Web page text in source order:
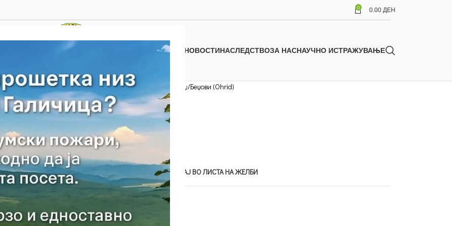
0 0.00 ДЕН
НОВОСТИНАСЛЕДСТВОЗА НАСНАУЧНО ИСТРАЖУВАЊЕ
Дома Останати производи Беџ Беџови (Ohrid)
БЕЏОВИ (OHRID)
50.00ден
ДОДАЈ ВО ЛИСТА НА ЖЕЛБИ
КатегоријаБеџ